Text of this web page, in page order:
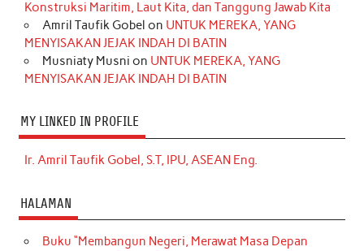
Konstruksi Maritim, Laut Kita, dan Tanggung Jawab Kita
Amril Taufik Gobel on UNTUK MEREKA, YANG
MENYISAKAN JEJAK INDAH DI BATIN
Musniaty Musni on UNTUK MEREKA, YANG
MENYISAKAN JEJAK INDAH DI BATIN
MY LINKED IN PROFILE
Ir. Amril Taufik Gobel, S.T, IPU, ASEAN Eng.
HALAMAN
Buku “Membangun Negeri, Merawat Masa Depan